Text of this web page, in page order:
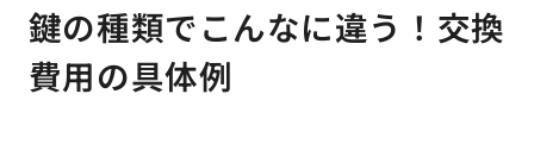
鍵の種類でこんなに違う！交換
費用の具体例